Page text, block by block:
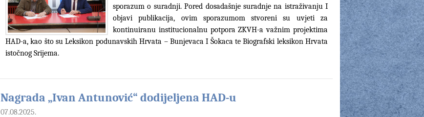
sporazum o suradnji. Pored dosadašnje suradnje na istraživanju I
objavi publikacija, ovim sporazumom stvoreni su uvjeti za
kontinuiranu institucionalnu potpora ZKVH-a važnim projektima
HAD-a, kao što su Leksikon podunavskih Hrvata – Bunjevaca I Šokaca te Biografski leksikon Hrvata
istočnog Srijema.
Nagrada „Ivan Antunović“ dodijeljena HAD-u
07.08.2025.